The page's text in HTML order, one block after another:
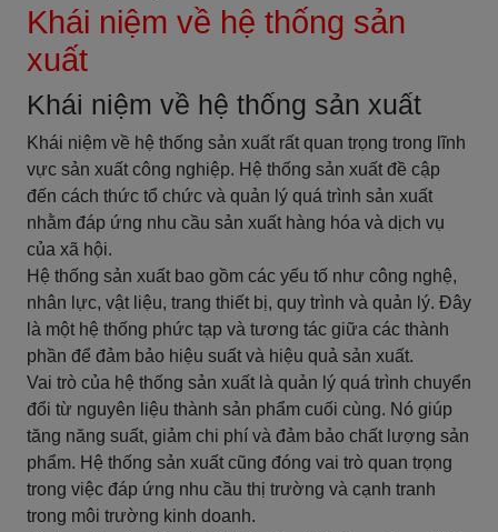
Khái niệm về hệ thống sản
xuất
Khái niệm về hệ thống sản xuất
Khái niệm về hệ thống sản xuất rất quan trọng trong lĩnh
vực sản xuất công nghiệp. Hệ thống sản xuất đề cập
đến cách thức tổ chức và quản lý quá trình sản xuất
nhằm đáp ứng nhu cầu sản xuất hàng hóa và dịch vụ
của xã hội.
Hệ thống sản xuất bao gồm các yếu tố như công nghệ,
nhân lực, vật liệu, trang thiết bị, quy trình và quản lý. Đây
là một hệ thống phức tạp và tương tác giữa các thành
phần để đảm bảo hiệu suất và hiệu quả sản xuất.
Vai trò của hệ thống sản xuất là quản lý quá trình chuyển
đổi từ nguyên liệu thành sản phẩm cuối cùng. Nó giúp
tăng năng suất, giảm chi phí và đảm bảo chất lượng sản
phẩm. Hệ thống sản xuất cũng đóng vai trò quan trọng
trong việc đáp ứng nhu cầu thị trường và cạnh tranh
trong môi trường kinh doanh.